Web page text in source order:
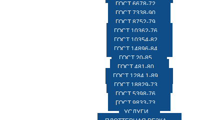
ГОСТ 6678-72
ГОСТ 7338-90
ГОСТ 8752-79
ГОСТ 10362-76
ГОСТ 10354-82
ГОСТ 14896-84
ГОСТ 20-85
ГОСТ 481-80
ГОСТ 1284.1-89
ГОСТ 18829-73
ГОСТ 5398-76
ГОСТ 9833-73
УСЛУГИ